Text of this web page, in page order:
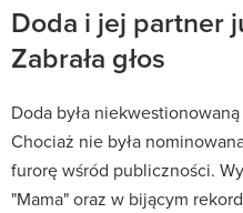
Doda i jej partner
Zabrała głos
Doda była
Chociaż nie była
furorę wśród publiczności.
"Mama" oraz w bijącym